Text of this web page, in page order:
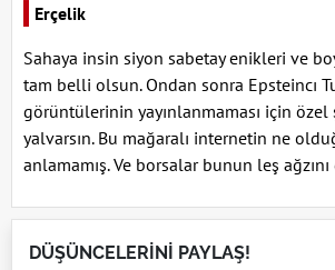
Erçelik
Sahaya insin siyon sabetay enikleri ve
tam belli olsun. Ondan sonra Epsteincı
görüntülerinin yayınlanmaması için özel
yalvarsın. Bu mağaralı internetin ne
anlamamış. Ve borsalar bunun leş
DÜŞÜNCELERİNİ PAYLAŞ!